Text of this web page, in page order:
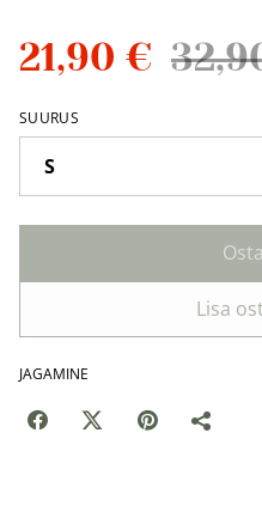
21,90 €
SUURUS
Lisa
JAGAMINE